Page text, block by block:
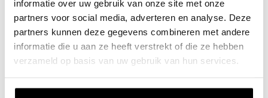
informatie over uw gebruik van onze site met onze
partners voor social media, adverteren en analyse. Deze
partners kunnen deze gegevens combineren met andere
informatie die u aan ze heeft verstrekt of die ze hebben
verzameld op basis van uw gebruik van hun services.
Anthrazit, Rund (Ø34mm), Nein, ohne Haken, Transparenter
Kunststoff
Schwarz
WeißEdelstahl
BronzeAnthrazit